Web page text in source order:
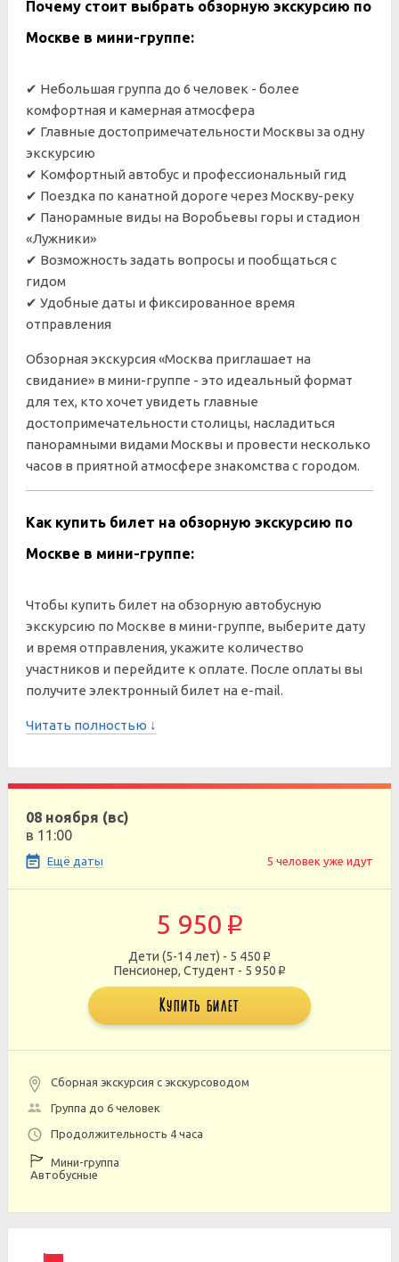
Почему стоит выбрать обзорную экскурсию по
Москве в мини-группе:
✔ Небольшая группа до 6 человек - более
комфортная и камерная атмосфера
✔ Главные достопримечательности Москвы за одну
экскурсию
✔ Комфортный автобус и профессиональный гид
✔ Поездка по канатной дороге через Москву-реку
✔ Панорамные виды на Воробьевы горы и стадион
«Лужники»
✔ Возможность задать вопросы и пообщаться с
гидом
✔ Удобные даты и фиксированное время
отправления
Обзорная экскурсия «Москва приглашает на
свидание» в мини-группе - это идеальный формат
для тех, кто хочет увидеть главные
достопримечательности столицы, насладиться
панорамными видами Москвы и провести несколько
часов в приятной атмосфере знакомства с городом.
Как купить билет на обзорную экскурсию по
Москве в мини-группе:
Чтобы купить билет на обзорную автобусную
экскурсию по Москве в мини-группе, выберите дату
и время отправления, укажите количество
участников и перейдите к оплате. После оплаты вы
получите электронный билет на e-mail.
Читать полностью ↓
08 ноября (вс)
в 11:00
Ещё даты 5 человек уже идут
5 950 p
Дети (5-14 лет) - 5 450 p
Пенсионер, Студент - 5 950 p
Купить билет
Сборная экскурсия с экскурсоводом
Группа до 6 человек
Продолжительность 4 часа
Мини-группа
Автобусные